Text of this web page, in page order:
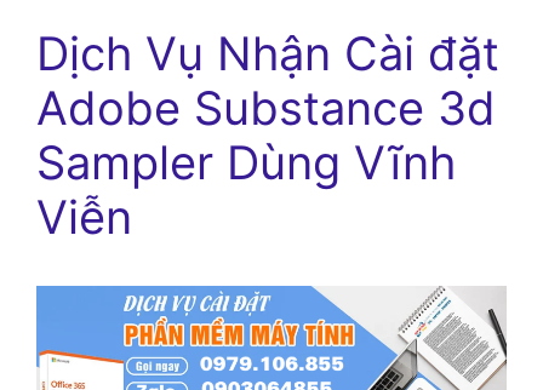
Dịch Vụ Nhận Cài đặt
Adobe Substance 3d
Sampler Dùng Vĩnh
Viễn